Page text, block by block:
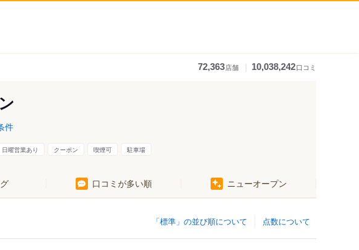
72,363店舗 10,038,242口コミ
件
日曜営業あり クーポン 喫煙可 駐車場
口コミが多い順 ニューオープン
点数について
「標準」の並び順について